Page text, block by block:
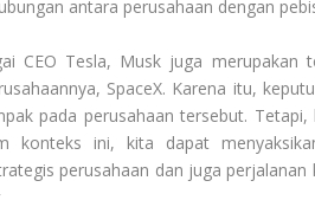
antara perusahaan dengan
CEO Tesla, Musk juga
SpaceX. Karena itu,
pada perusahaan tersebut.
konteks ini, kita dapat
perusahaan dan juga